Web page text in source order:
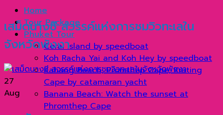
Home
Tour Package
Phuket Tour
Coral Island by speedboat
Koh Racha Yai and Koh Hey by speedboat
Kahang Beach, Promthep Cape, Krating
Cape by catamaran yacht
Banana Beach: Watch the sunset at
Phromthep Cape
เสม็ดนางชี สวรรค์แห่งการชมวิวทะเลใน
จังหวัดพังงา
27
Aug